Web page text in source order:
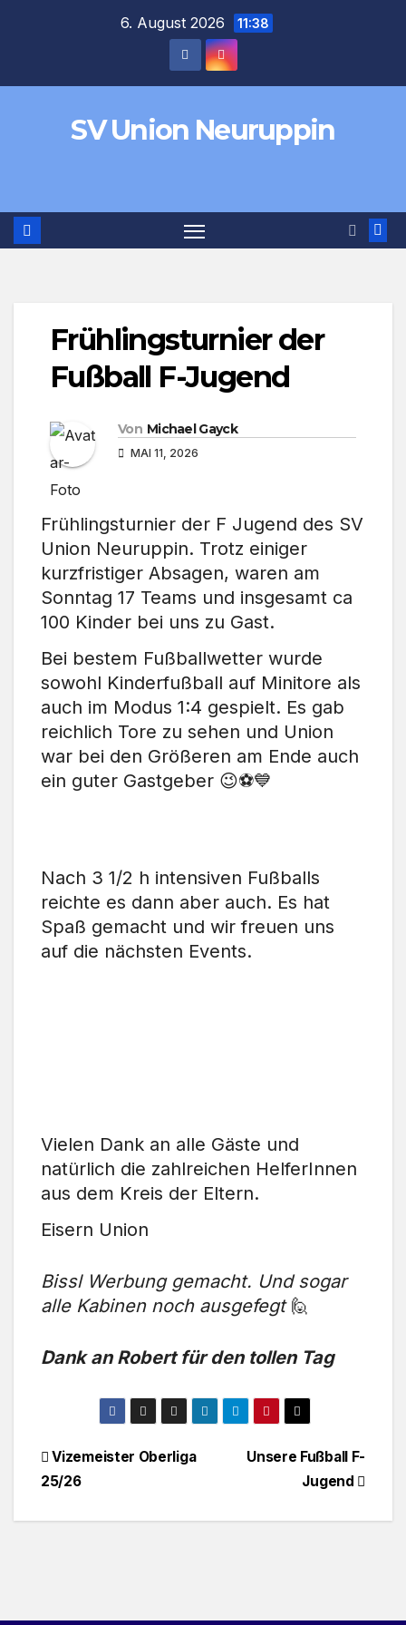
6. August 2026 11:38
SV Union Neuruppin
Frühlingsturnier der
Fußball F-Jugend
Von Michael Gayck
MAI 11, 2026
Frühlingsturnier der F Jugend des SV
Union Neuruppin. Trotz einiger
kurzfristiger Absagen, waren am
Sonntag 17 Teams und insgesamt ca
100 Kinder bei uns zu Gast.
Bei bestem Fußballwetter wurde
sowohl Kinderfußball auf Minitore als
auch im Modus 1:4 gespielt. Es gab
reichlich Tore zu sehen und Union
war bei den Größeren am Ende auch
ein guter Gastgeber 😉⚽️💙
Nach 3 1/2 h intensiven Fußballs
reichte es dann aber auch. Es hat
Spaß gemacht und wir freuen uns
auf die nächsten Events.
Vielen Dank an alle Gäste und
natürlich die zahlreichen HelferInnen
aus dem Kreis der Eltern.
Eisern Union
Bissl Werbung gemacht. Und sogar
alle Kabinen noch ausgefegt 🙋
Dank an Robert für den tollen Tag
BeitragsnavigationUnsere Fußball F-
Jugend
Vizemeister Oberliga
25/26